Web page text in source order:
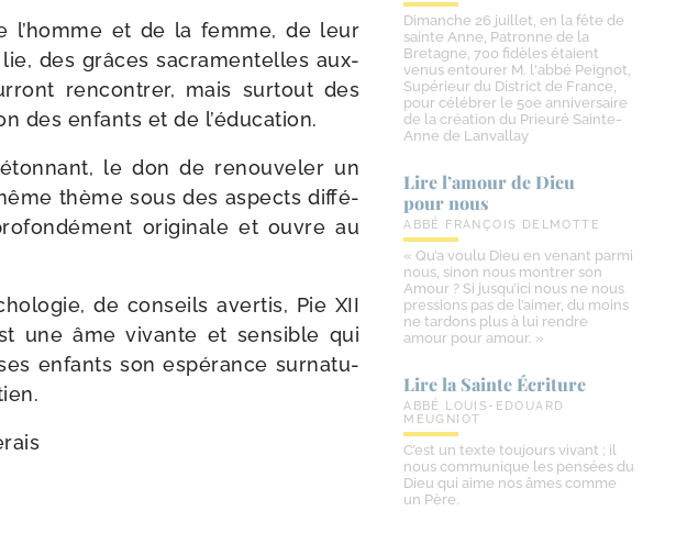
l’homme et de la femme, de leur
des grâces sacra­men­telles aux­
ren­con­trer, mais sur­tout des
des enfants et de l’éducation.
le don de renou­ve­ler un
thème sous des aspects dif­fé­
ori­gi­nale et ouvre au
de conseils aver­tis, Pie XII
une âme vivante et sen­sible qui
enfants son espé­rance sur­na­tu­
Dimanche 26 juillet, en la fête de
sainte Anne, Patronne de la
Bretagne, 700 fidèles étaient
venus entourer M. l'abbé Peignot,
Supérieur du District de France,
pour célébrer le 50e anniversaire
de la création du Prieuré Sainte-
Anne de Lanvallay
Lire l’amour de Dieu
pour nous
ABBÉ FRANÇOIS DELMOTTE
« Qu’a voulu Dieu en venant parmi
nous, sinon nous montrer son
Amour ? Si jusqu’ici nous ne nous
pressions pas de l’aimer, du moins
ne tardons plus à lui rendre
amour pour amour. »
Lire la Sainte Écriture
ABBÉ LOUIS-EDOUARD
MEUGNIOT
C’est un texte toujours vivant ; il
nous communique les pensées du
Dieu qui aime nos âmes comme
un Père.